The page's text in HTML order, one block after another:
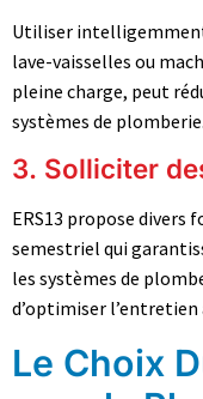
Utiliser
lave-vaisselles ou
pleine charge, peut
systèmes de plomberie.
3. Solliciter
ERS13 propose divers
semestriel qui
les systèmes de
d’optimiser
Le Choix